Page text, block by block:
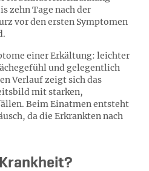
zehn Tage nach der
vor den ersten Symptomen
einer Erkältung: leichter
und gelegentlich
Verlauf zeigt sich das
mit starken,
Beim Einatmen entsteht
da die Erkrankten nach